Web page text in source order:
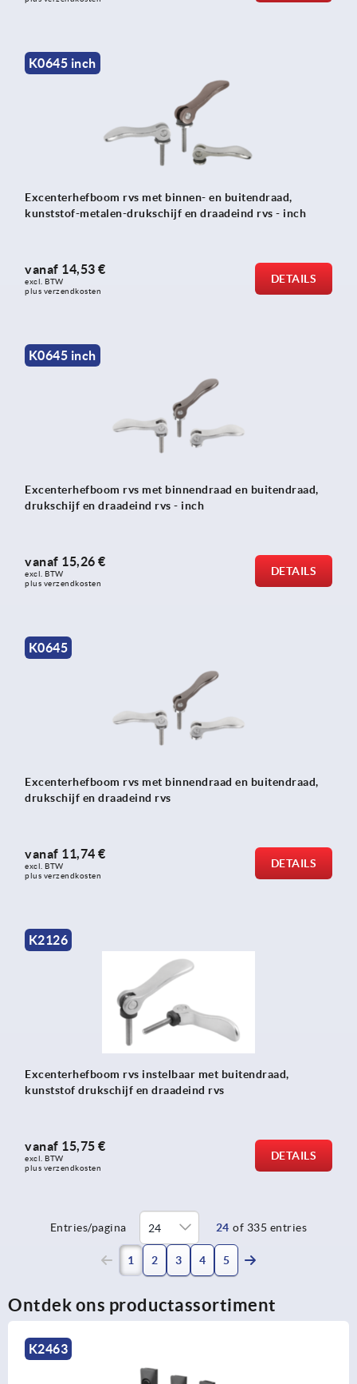
K0645 inch
Excenterhefboom rvs met binnen- en buitendraad,
kunststof-metalen-drukschijf en draadeind rvs - inch
vanaf 14,53 €
excl. BTW
plus verzendkosten
DETAILS
K0645 inch
Excenterhefboom rvs met binnendraad en buitendraad,
drukschijf en draadeind rvs - inch
vanaf 15,26 €
excl. BTW
plus verzendkosten
DETAILS
K0645
Excenterhefboom rvs met binnendraad en buitendraad,
drukschijf en draadeind rvs
vanaf 11,74 €
excl. BTW
plus verzendkosten
DETAILS
K2126
Excenterhefboom rvs instelbaar met buitendraad,
kunststof drukschijf en draadeind rvs
vanaf 15,75 €
excl. BTW
plus verzendkosten
DETAILS
Entries/pagina 24 of 335 entries
1 (current)
2 3 4 5
Ontdek ons productassortiment
K2268